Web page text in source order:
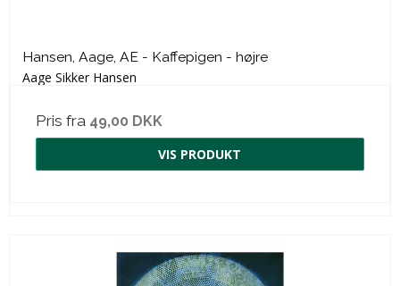
Hansen, Aage, AE - Kaffepigen - højre
Aage Sikker Hansen
Pris fra 49,00 DKK
VIS PRODUKT